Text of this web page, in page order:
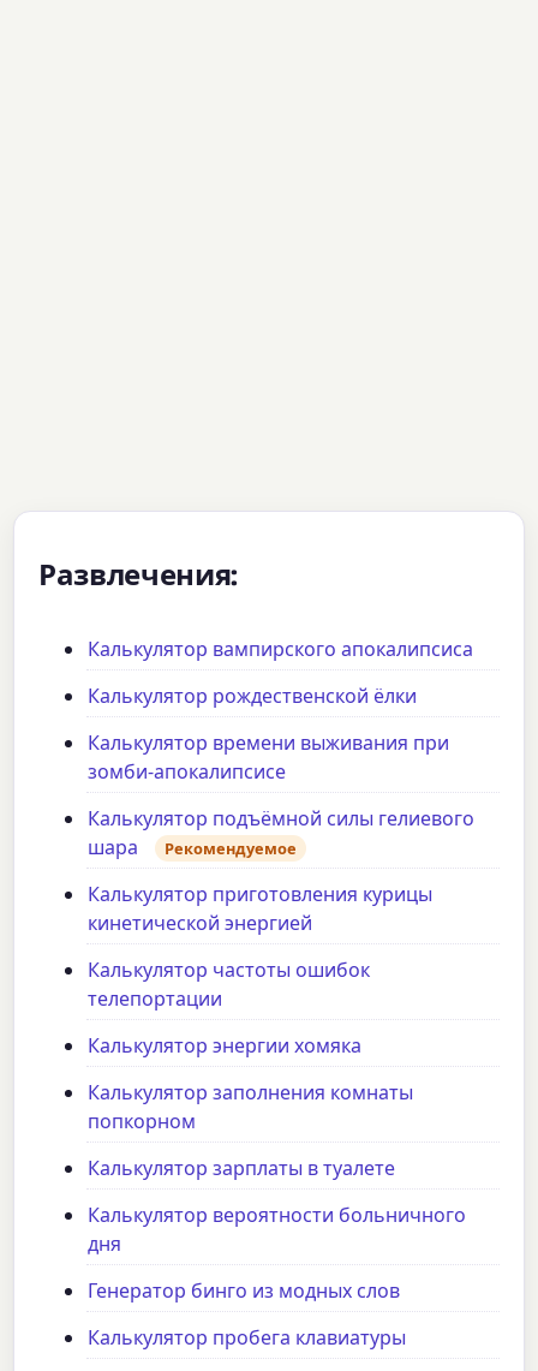
Развлечения:
Калькулятор вампирского апокалипсиса
Калькулятор рождественской ёлки
Калькулятор времени выживания при
зомби-апокалипсисе
Калькулятор подъёмной силы гелиевого
шара
Рекомендуемое
Калькулятор приготовления курицы
кинетической энергией
Калькулятор частоты ошибок
телепортации
Калькулятор энергии хомяка
Калькулятор заполнения комнаты
попкорном
Калькулятор зарплаты в туалете
Калькулятор вероятности больничного
дня
Генератор бинго из модных слов
Калькулятор пробега клавиатуры